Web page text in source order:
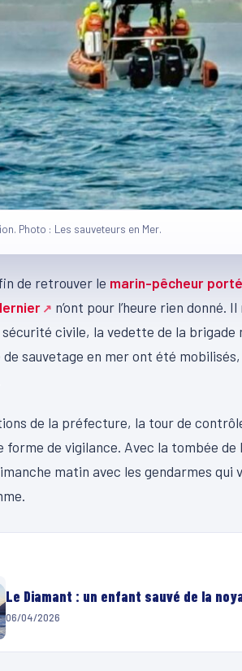
Photo : Les sauveteurs en Mer.
de retrouver le marin-pêcheur
n’ont pour l’heure rien
sécurité civile, la vedette de la
sauvetage en mer ont été
de la préfecture, la tour de
forme de vigilance. Avec la tombée
matin avec les gendarmes qui
Le Diamant : un enfant sauvé de la
06/04/2026